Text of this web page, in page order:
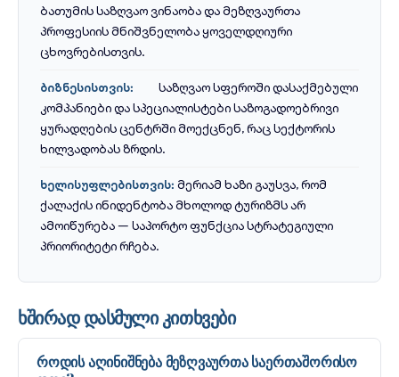
ბათუმის საზღვაო ვინაობა და მეზღვაურთა
პროფესიის მნიშვნელობა ყოველდღიური
ცხოვრებისთვის.
ბიზნესისთვის:
საზღვაო სფეროში დასაქმებული
კომპანიები და სპეციალისტები საზოგადოებრივი
ყურადღების ცენტრში მოექცნენ, რაც სექტორის
ხილვადობას ზრდის.
ხელისუფლებისთვის: მერიამ ხაზი გაუსვა, რომ
ქალაქის ინიდენტობა მხოლოდ ტურიზმს არ
ამოიწურება — საპორტო ფუნქცია სტრატეგიული
პრიორიტეტი რჩება.
ხშირად დასმული კითხვები
როდის აღინიშნება მეზღვაურთა საერთაშორისო